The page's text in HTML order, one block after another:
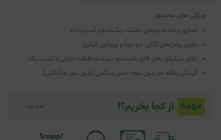
ویژگی های محصول :
ازسازی و تغذیه موهای خشک، رنگ‌شده و آسیب‌دیده
حاوی روغن‌های آرگان، جوجوبا و پروتئین کراتین
دارای سیلیکون‌های قابل شستشو جهت محافظت حرارتی و تثبیت رنگ
آبرسانی ساقه مو بدون ایجاد حس سنگینی (بدون نیاز به آبکشی)